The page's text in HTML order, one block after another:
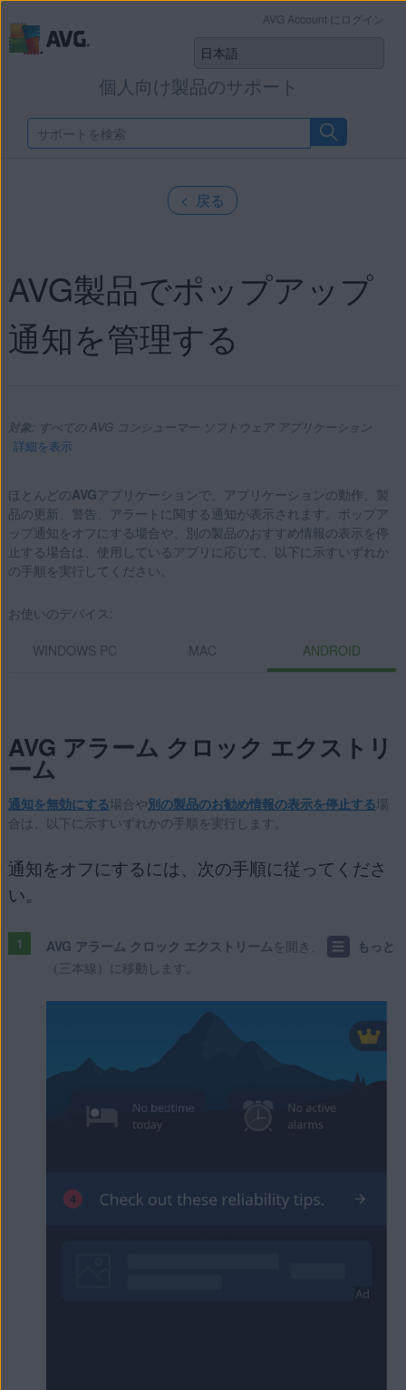
個人向け製品のサポート
AVG Account にログイン
< 戻る
AVG製品でポップアップ
通知を管理する
対象: すべての AVG コンシューマー ソフトウェア アプリケーション
詳細を表示
製品:
すべての AVG コンシューマー ソフトウェア アプリケーショ
ン
オペレーティング システム:
サポートされるすべてのプラットフォーム
ほとんどのAVG アプリケーションで、アプリケーションの動作、製
品の更新、警告、アラートに関する通知が表示されます。ポップア
ップ通知をオフにする場合や、別の製品のおすすめ情報の表示を停
止する場合は、使用しているアプリに応じて、以下に示すいずれか
の手順を実行してください。
お使いのデバイス:
WINDOWS PC MAC ANDROID
AVG アラーム クロック エクストリ
ーム
通知を無効にする場合や別の製品のお勧め情報の表示を停止する場
合は、以下に示すいずれかの手順を実行します。
通知をオフにするには、次の手順に従ってくださ
い。
AVG アラーム クロック エクストリームを開き、 ☰
もっと
（三本線）に移動します。